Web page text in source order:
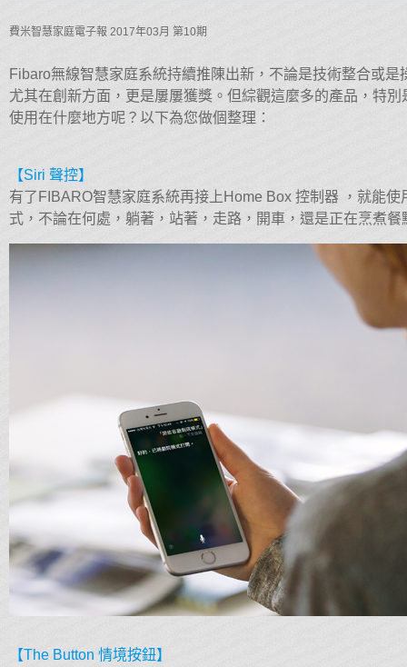
費米智慧家庭電子報 2017年03月 第10期
Fibaro無線智慧家庭系統持續推陳出新，不論是技術整合或
尤其在創新方面，更是屢屢獲獎。但綜觀這麼多的產品，特
使用在什麼地方呢？以下為您做個整理：
【Siri 聲控】
有了FIBARO智慧家庭系統再接上Home Box 控制器 ，就能
式，不論在何處，躺著，站著，走路，開車，還是正在烹煮
【The Button 情境按鈕】